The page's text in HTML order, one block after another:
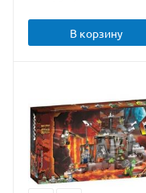
В корзину